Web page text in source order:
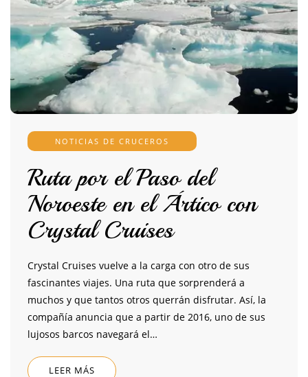
NOTICIAS DE CRUCEROS
Ruta por el Paso del
Noroeste en el Ártico con
Crystal Cruises
Crystal Cruises vuelve a la carga con otro de sus
fascinantes viajes. Una ruta que sorprenderá a
muchos y que tantos otros querrán disfrutar. Así, la
compañía anuncia que a partir de 2016, uno de sus
lujosos barcos navegará el…
LEER MÁS